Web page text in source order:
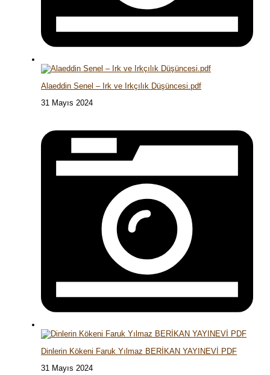
Alaeddin Senel – Irk ve Irkçılık Düşüncesi.pdf
31 Mayıs 2024
Dinlerin Kökeni Faruk Yılmaz BERİKAN YAYINEVİ PDF
31 Mayıs 2024